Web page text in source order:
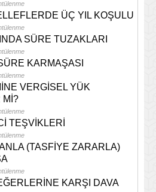
ÜÇ YIL KOŞULU
SÜRE TUZAKLARI
KARMAŞASI
VERGİSEL YÜK
Mİ?
TEŞVİKLERİ
(TASFİYE ZARARLA)
KARŞI DAVA